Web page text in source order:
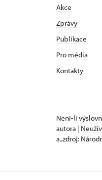
Akce
Zprávy
Publikace
Pro média
Kontakty
Není-li
autora |
a „zdroj: